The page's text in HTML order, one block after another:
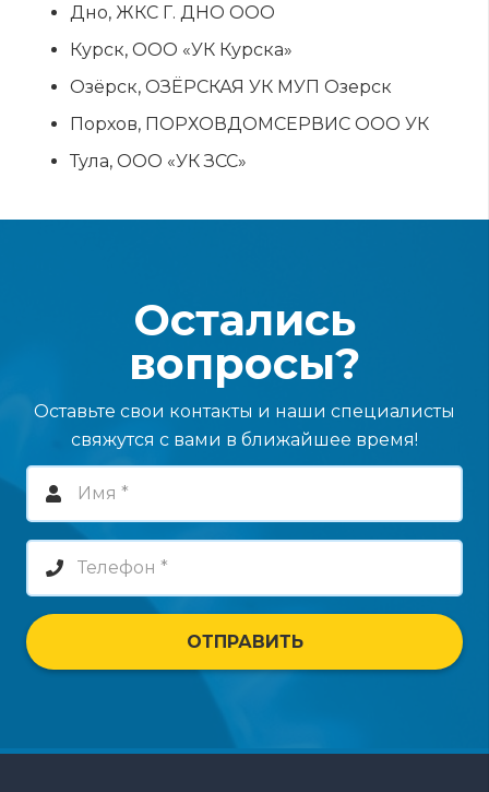
Дно, ЖКС Г. ДНО ООО
Курск, ООО «УК Курска»
Озёрск, ОЗЁРСКАЯ УК МУП Озерск
Порхов, ПОРХОВДОМСЕРВИС ООО УК
Тула, ООО «УК ЗСС»
Остались
вопросы?
Оставьте свои контакты и наши специалисты
свяжутся с вами в ближайшее время!
ОТПРАВИТЬ